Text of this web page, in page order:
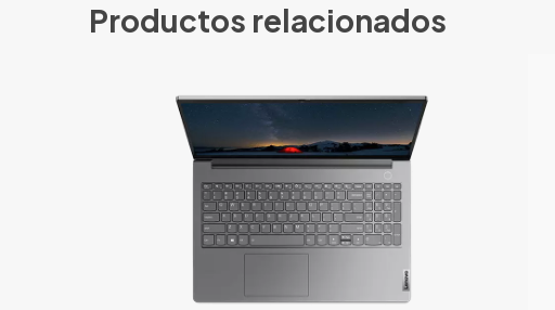
Productos relacionados